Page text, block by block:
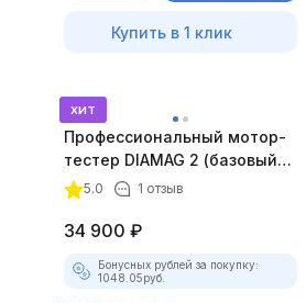
Купить в 1 клик
хит
Профессиональный мотор-
тестер DIAMAG 2 (базовый
комплект)
5.0 1 отзыв
34 900 ₽
Бонусных рублей за покупку:
1048.05руб.